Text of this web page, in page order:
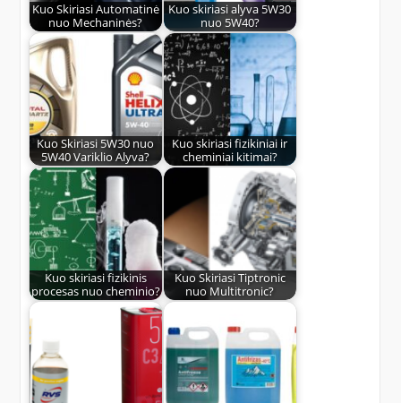
Kuo Skiriasi Automatinė
nuo Mechaninės?
Kuo skiriasi alyva 5W30
nuo 5W40?
Kuo Skiriasi 5W30 nuo
5W40 Variklio Alyva?
Kuo skiriasi fizikiniai ir
cheminiai kitimai?
Kuo skiriasi fizikinis
procesas nuo cheminio?
Kuo Skiriasi Tiptronic
nuo Multitronic?